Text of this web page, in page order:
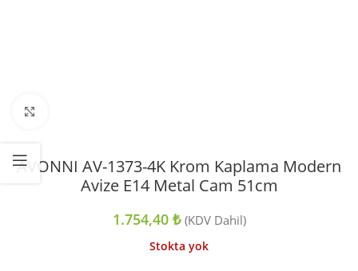
AVONNI AV-1373-4K Krom Kaplama Modern
Avize E14 Metal Cam 51cm
1.754,40 ₺ (KDV Dahil)
Stokta yok